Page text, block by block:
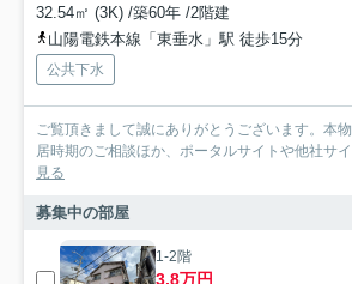
32.54㎡ (3K) /築60年 /2階建
山陽電鉄本線「東垂水」駅 徒歩15分
公共下水
ご覧頂きまして誠にありがとうございます。本
居時期のご相談ほか、ポータルサイトや他社サ
見る
募集中の部屋
1-2階
3.8万円